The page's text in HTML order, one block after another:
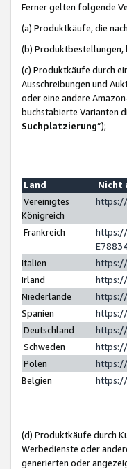
Ferner gelten folgende
(a) Produktkäufe, die
(b) Produktbestellungen,
(c) Produktkäufe durch
Ausschreibungen und
oder eine andere
buchstabierte Varianten
Suchplatzierung”);
Land
Nicht
Vereinigtes
Königreich
Frankreich
Italien
Irland
https://
Niederlande
Spanien
Deutschland
Schweden
Polen
Belgien
https://
(d) Produktkäufe durch
Werbedienste oder
generierten oder